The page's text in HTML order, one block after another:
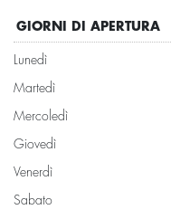
GIORNI DI APERTURA
Lunedì
Martedì
Mercoledì
Giovedì
Venerdì
Sabato